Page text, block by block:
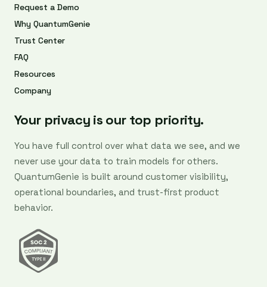
Request a Demo
Why QuantumGenie
Trust Center
FAQ
Resources
Company
Your privacy is our top priority.
You have full control over what data we see, and we
never use your data to train models for others.
QuantumGenie is built around customer visibility,
operational boundaries, and trust-first product
behavior.